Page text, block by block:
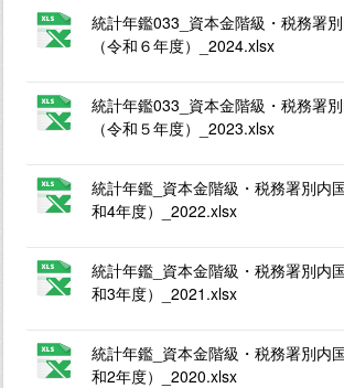
統計年鑑033_資本金階級・税務署
（令和６年度）_2024.xlsx
統計年鑑033_資本金階級・税務署
（令和５年度）_2023.xlsx
統計年鑑_資本金階級・税務署別内
和4年度）_2022.xlsx
統計年鑑_資本金階級・税務署別内
和3年度）_2021.xlsx
統計年鑑_資本金階級・税務署別内
和2年度）_2020.xlsx